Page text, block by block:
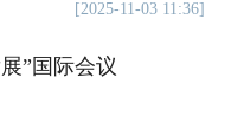
[2025-11-03 11:36]
”国际会议